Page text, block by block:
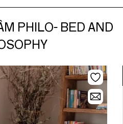
PHILO- BED AND